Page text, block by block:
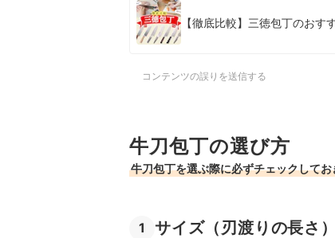
【徹底比較】三徳包丁のおす
コンテンツの誤りを送信する
牛刀包丁の選び方
牛刀包丁を選ぶ際に必ずチェックして
1 サイズ（刃渡りの長さ